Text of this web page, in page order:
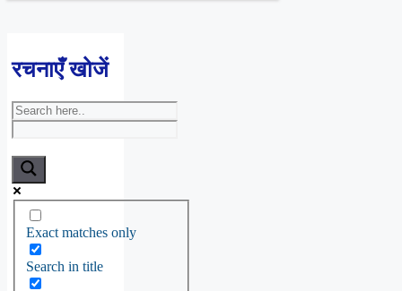
रचनाएँ खोजें
Exact matches only
Search in title